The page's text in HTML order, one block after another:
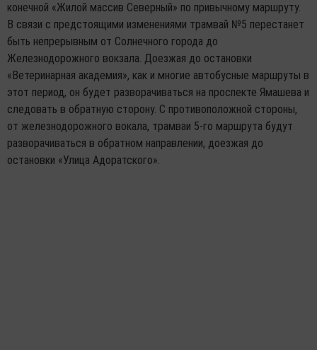
конечной «Жилой массив Северный» по привычному маршруту.
В связи с предстоящими изменениями трамвай №5 перестанет
быть непрерывным от Солнечного города до
Железнодорожного вокзала. Доезжая до остановки
«Ветеринарная академия», как и многие автобусные маршруты в
этот период, он будет разворачиваться на проспекте Ямашева и
следовать в обратную сторону. С противоположной стороны,
от железнодорожного вокала, трамваи 5-го маршрута будут
разворачиваться в обратном направлении, доезжая до
остановки «Улица Адоратского».